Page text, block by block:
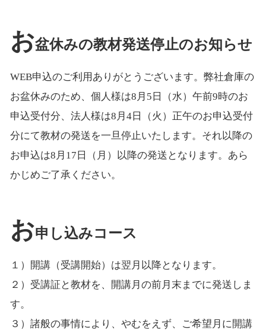
お盆休みの教材発送停止のお知らせ
WEB申込のご利用ありがとうございます。弊社倉庫の
お盆休みのため、個人様は8月5日（水）午前9時のお
申込受付分、法人様は8月4日（火）正午のお申込受付
分にて教材の発送を一旦停止いたします。それ以降の
お申込は8月17日（月）以降の発送となります。あら
かじめご了承ください。
お申し込みコース
１）開講（受講開始）は翌月以降となります。
２）受講証と教材を、開講月の前月末までに発送しま
す。
３）諸般の事情により、やむをえず、ご希望月に開講